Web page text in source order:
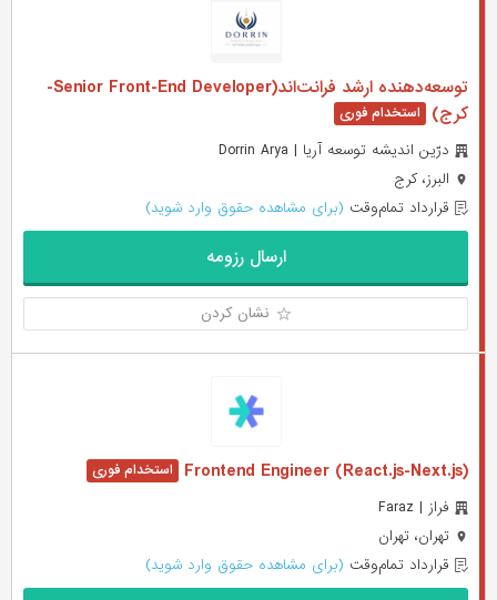
توسعه‌دهنده ارشد فرانت‌اند(Senior Front-End Developer-
کرج)
درّین اندیشه توسعه آریا | Dorrin Arya
البرز، کرج
قرارداد تمام‌وقت (برای مشاهده حقوق وارد شوید)
ارسال رزومه
نشان کردن
Frontend Engineer (React.js-Next.js)
فراز | Faraz
تهران، تهران
قرارداد تمام‌وقت (برای مشاهده حقوق وارد شوید)